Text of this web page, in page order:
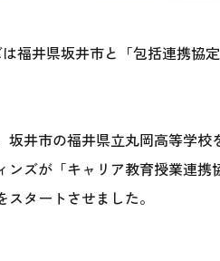
福井県坂井市と「包括連携協定
井市の福井県立丸岡高等学校
ンズが「キャリア教育授業連携
タートさせました。